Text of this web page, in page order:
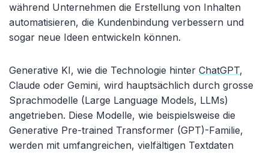
während Unternehmen die Erstellung von Inhalten
automatisieren, die Kundenbindung verbessern und
sogar neue Ideen entwickeln können.
Generative KI, wie die Technologie hinter ChatGPT,
Claude oder Gemini, wird hauptsächlich durch grosse
Sprachmodelle (Large Language Models, LLMs)
angetrieben. Diese Modelle, wie beispielsweise die
Generative Pre-trained Transformer (GPT)-Familie,
werden mit umfangreichen, vielfältigen Textdaten